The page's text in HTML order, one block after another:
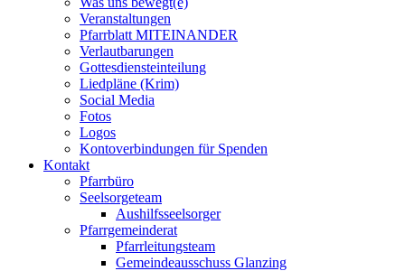
Veranstaltungen
Pfarrblatt MITEINANDER
Verlautbarungen
Gottesdiensteinteilung
Liedpläne (Krim)
Social Media
Fotos
Logos
Kontoverbindungen für Spenden
Kontakt
Pfarrbüro
Seelsorgeteam
Aushilfsseelsorger
Pfarrgemeinderat
Pfarrleitungsteam
Gemeindeausschuss Glanzing